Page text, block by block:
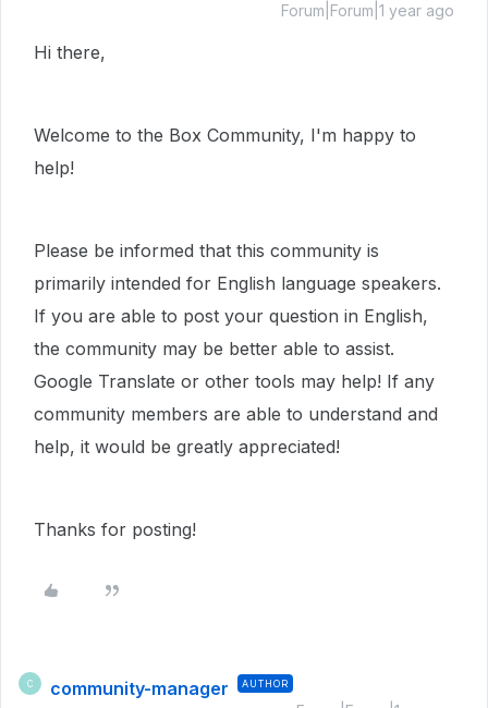
Forum|Forum|1 year ago
Hi there,
Welcome to the Box Community, I'm happy to
help!
Please be informed that this community is
primarily intended for English language speakers.
If you are able to post your question in English,
the community may be better able to assist.
Google Translate or other tools may help! If any
community members are able to understand and
help, it would be greatly appreciated!
Thanks for posting!
C community-manager AUTHOR